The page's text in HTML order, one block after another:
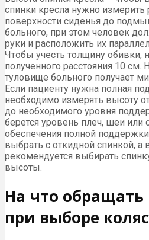
спинки кресла нужно измерить
поверхности сиденья до
больного, при этом человек
руки и расположить их
Чтобы учесть толщину обивки,
полученного расcтояния 10 см.
туловище больного получает
Если пациенту нужна полная
необходимо измерять высоту
до необходимого уровня
берется уровень плеч, шеи
обеспечения полной
выбрать с откидной спинкой, а
рекомендуется выбирать
высоты.
На что
при выборе